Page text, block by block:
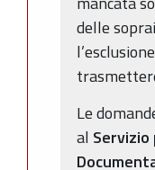
delle
Le
al